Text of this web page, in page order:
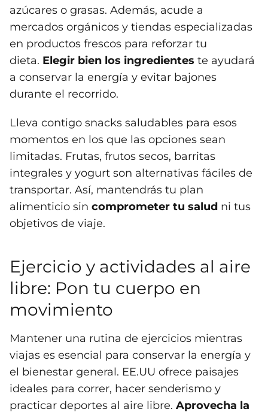
azúcares o grasas. Además, acude a
mercados orgánicos y tiendas especializadas
en productos frescos para reforzar tu
dieta. Elegir bien los ingredientes te ayudará
a conservar la energía y evitar bajones
durante el recorrido.
Lleva contigo snacks saludables para esos
momentos en los que las opciones sean
limitadas. Frutas, frutos secos, barritas
integrales y yogurt son alternativas fáciles de
transportar. Así, mantendrás tu plan
alimenticio sin comprometer tu salud ni tus
objetivos de viaje.
Ejercicio y actividades al aire
libre: Pon tu cuerpo en
movimiento
Mantener una rutina de ejercicios mientras
viajas es esencial para conservar la energía y
el bienestar general. EE.UU ofrece paisajes
ideales para correr, hacer senderismo y
practicar deportes al aire libre. Aprovecha la